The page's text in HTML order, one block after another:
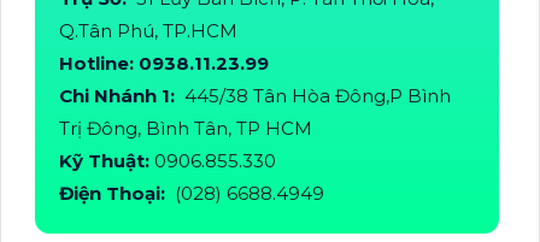
Q.Tân Phú, TP.HCM
Hotline: 0938.11.23.99
Chi Nhánh 1: 445/38 Tân Hòa Đông,P Bình
Trị Đông, Bình Tân, TP HCM
Kỹ Thuật: 0906.855.330
Điện Thoại: (028) 6688.4949